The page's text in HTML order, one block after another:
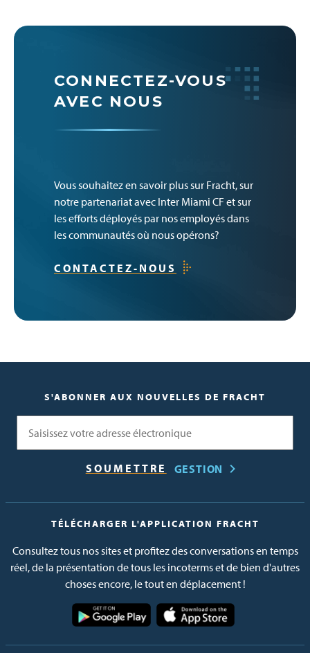
CONNECTEZ-VOUS
AVEC NOUS
Vous souhaitez en savoir plus sur Fracht, sur
notre partenariat avec Inter Miami CF et sur
les efforts déployés par nos employés dans
les communautés où nous opérons?
CONTACTEZ-NOUS
S'ABONNER AUX NOUVELLES DE FRACHT
GESTION
TÉLÉCHARGER L'APPLICATION FRACHT
Consultez tous nos sites et profitez des conversations en temps
réel, de la présentation de tous les incoterms et de bien d'autres
choses encore, le tout en déplacement !
Image
Image